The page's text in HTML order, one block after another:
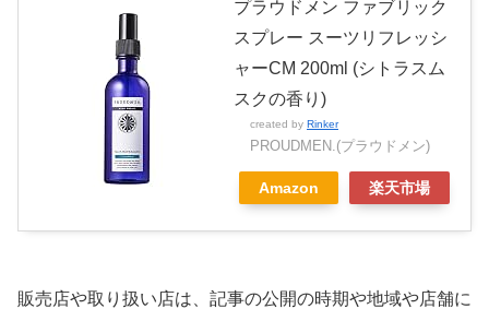
プラウドメン ファブリック
スプレー スーツリフレッシ
ャーCM 200ml (シトラスム
スクの香り)
created by Rinker
PROUDMEN.(プラウドメン)
Amazon 楽天市場
販売店や取り扱い店は、記事の公開の時期や地域や店舗に